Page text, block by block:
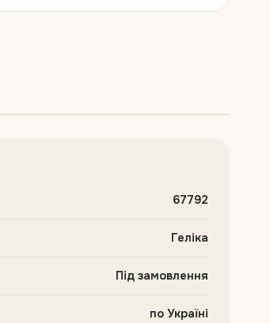
67792
Геліка
Під замовлення
по Україні